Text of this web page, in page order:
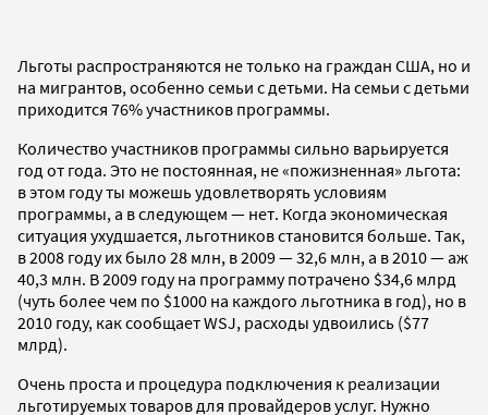
Льготы распространяются не только на граждан США, но и
на мигрантов, особенно семьи с детьми. На семьи с детьми
приходится 76% участников программы.
Количество участников программы сильно варьируется
год от года. Это не постоянная, не «пожизненная» льгота:
в этом году ты можешь удовлетворять условиям
программы, а в следующем — нет. Когда экономическая
ситуация ухудшается, льготников становится больше. Так,
в 2008 году их было 28 млн, в 2009 — 32,6 млн, а в 2010 — аж
40,3 млн. В 2009 году на программу потрачено $34,6 млрд
(чуть более чем по $1000 на каждого льготника в год), но в
2010 году, как сообщает WSJ, расходы удвоились ($77
млрд).
Очень проста и процедура подключения к реализации
льготируемых товаров для провайдеров услуг. Нужно